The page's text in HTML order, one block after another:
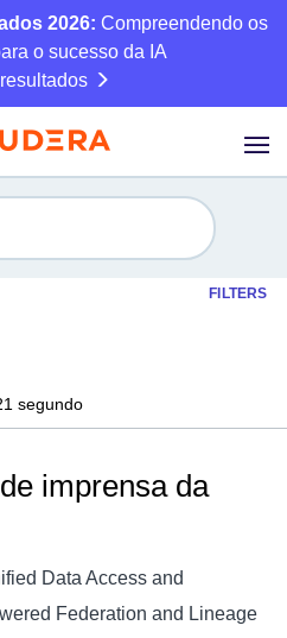
2026: Compreendendo os
o sucesso da IA
FILTERS
segundo
imprensa da
Data Access and
Federation and Lineage